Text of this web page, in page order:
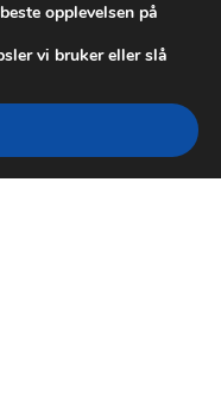
opplevelsen på
vi bruker eller slå